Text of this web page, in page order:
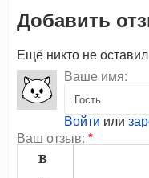
Добавить
Ещё никто не
Ваше имя:
Войти или
Ваш отзыв: *
